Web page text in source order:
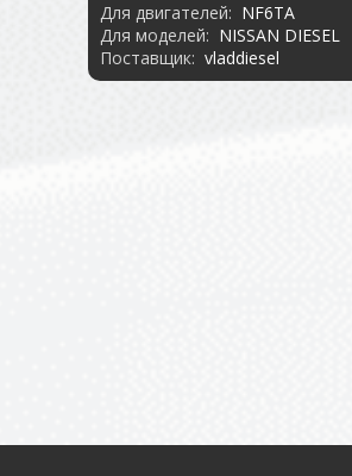
Для двигателей: NF6TA
Для моделей: NISSAN DIESEL
Поставщик: vladdiesel